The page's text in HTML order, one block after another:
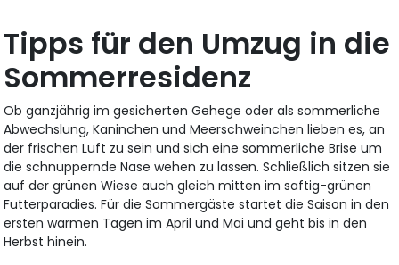
Tipps für den Umzug in die
Sommerresidenz
Ob ganzjährig im gesicherten Gehege oder als sommerliche
Abwechslung, Kaninchen und Meerschweinchen lieben es, an
der frischen Luft zu sein und sich eine sommerliche Brise um
die schnuppernde Nase wehen zu lassen. Schließlich sitzen sie
auf der grünen Wiese auch gleich mitten im saftig-grünen
Futterparadies. Für die Sommergäste startet die Saison in den
ersten warmen Tagen im April und Mai und geht bis in den
Herbst hinein.